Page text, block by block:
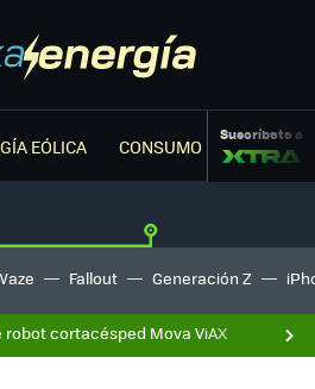
EÓLICA CONSUMO ENERGÉTICO
Suscríbete a
Fallout Generación Z
robot cortacésped Mova ViAX